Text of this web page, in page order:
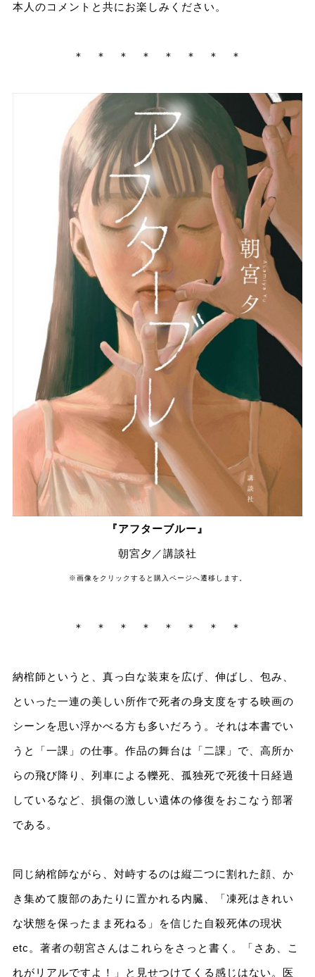
本人のコメントと共にお楽しみください。
＊ ＊ ＊ ＊ ＊ ＊ ＊ ＊
『アフターブルー』
朝宮夕／講談社
※画像をクリックすると購入ページへ遷移します。
＊ ＊ ＊ ＊ ＊ ＊ ＊ ＊
納棺師というと、真っ白な装束を広げ、伸ばし、包み、
といった一連の美しい所作で死者の身支度をする映画の
シーンを思い浮かべる方も多いだろう。それは本書でい
うと「一課」の仕事。作品の舞台は「二課」で、高所か
らの飛び降り、列車による轢死、孤独死で死後十日経過
しているなど、損傷の激しい遺体の修復をおこなう部署
である。
同じ納棺師ながら、対峙するのは縦二つに割れた顔、か
き集めて腹部のあたりに置かれる内臓、「凍死はきれい
な状態を保ったまま死ねる」を信じた自殺死体の現状
etc。著者の朝宮さんはこれらをさっと書く。「さあ、こ
れがリアルですよ！」と見せつけてくる感じはない。医